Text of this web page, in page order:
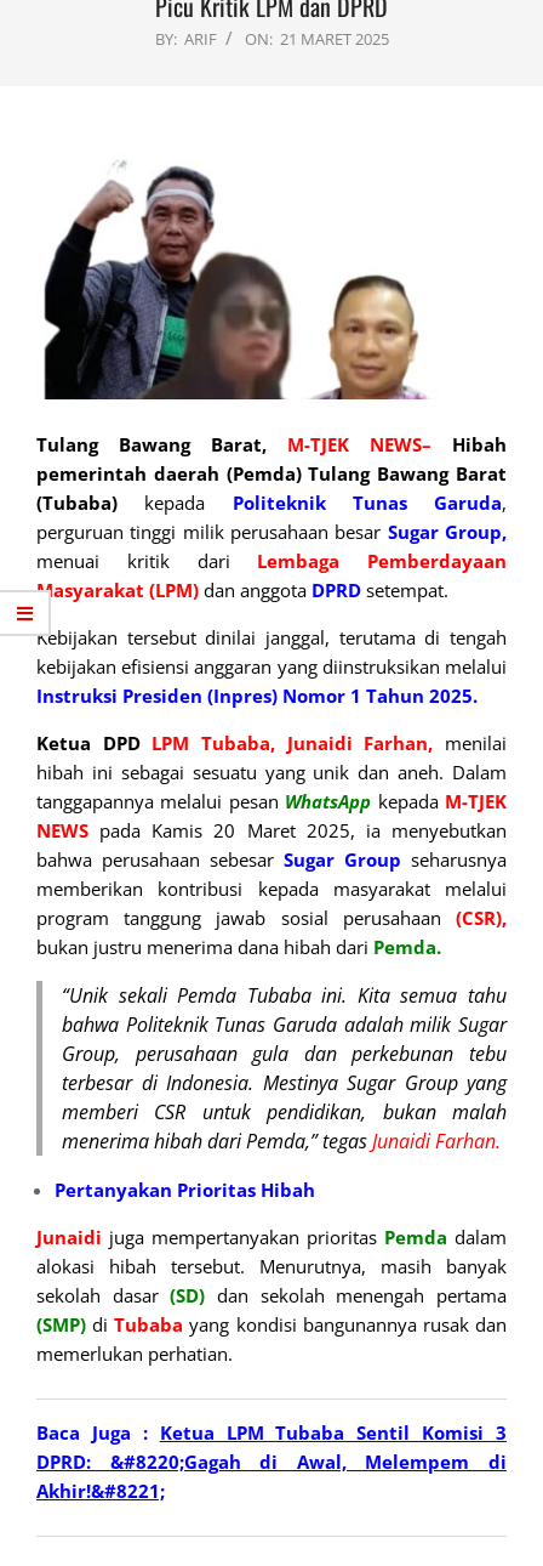
BY: ARIF ON: 21 MARET 2025
Tulang Bawang Barat, M-TJEK NEWS–
Hibah
pemerintah daerah (Pemda) Tulang Bawang Barat
(Tubaba) kepada Politeknik Tunas Garuda,
perguruan tinggi milik perusahaan besar Sugar Group,
menuai kritik dari Lembaga Pemberdayaan
Masyarakat (LPM) dan anggota DPRD setempat.
Kebijakan tersebut dinilai janggal, terutama di tengah
kebijakan efisiensi anggaran yang diinstruksikan melalui
Instruksi Presiden (Inpres) Nomor 1 Tahun 2025.
Ketua DPD LPM Tubaba, Junaidi Farhan, menilai
hibah ini sebagai sesuatu yang unik dan aneh. Dalam
tanggapannya melalui pesan WhatsApp kepada M-TJEK
NEWS pada Kamis 20 Maret 2025, ia menyebutkan
bahwa perusahaan sebesar Sugar Group seharusnya
memberikan kontribusi kepada masyarakat melalui
program tanggung jawab sosial perusahaan (CSR),
bukan justru menerima dana hibah dari Pemda.
“Unik sekali Pemda Tubaba ini. Kita semua tahu
bahwa Politeknik Tunas Garuda adalah milik Sugar
Group, perusahaan gula dan perkebunan tebu
terbesar di Indonesia. Mestinya Sugar Group yang
memberi CSR untuk pendidikan, bukan malah
menerima hibah dari Pemda,” tegasJunaidi Farhan.
Pertanyakan Prioritas Hibah
Junaidi juga mempertanyakan prioritas Pemda dalam
alokasi hibah tersebut. Menurutnya, masih banyak
sekolah dasar(SD) dan sekolah menengah pertama
(SMP) diTubaba yang kondisi bangunannya rusak dan
memerlukan perhatian.
Baca Juga : Ketua LPM Tubaba Sentil Komisi 3
DPRD: &#8220;Gagah di Awal, Melempem di
Akhir!&#8221;